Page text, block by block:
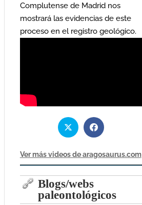
Complutense de Madrid nos
mostrará las evidencias de este
proceso en el registro geológico.
Ver más videos de aragosaurus.com
Blogs/webs
paleontológicos